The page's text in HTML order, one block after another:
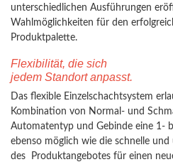
unterschiedlichen Ausführungen
Wahlmöglichkeiten für den
Produktpalette.
Flexibilität, die sich
jedem Standort anpasst.
Das flexible Einzelschachtsystem
Kombination von Normal- und
Automatentyp und Gebinde eine 1-
ebenso möglich wie die schnelle
des Produktangebotes für einen